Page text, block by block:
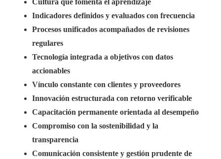
Cultura que fomenta el aprendizaje
Indicadores definidos y evaluados con frecuencia
Procesos unificados acompañados de revisiones
regulares
Tecnología integrada a objetivos con datos
accionables
Vínculo constante con clientes y proveedores
Innovación estructurada con retorno verificable
Capacitación permanente orientada al desempeño
Compromiso con la sostenibilidad y la
transparencia
Comunicación consistente y gestión prudente de